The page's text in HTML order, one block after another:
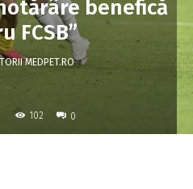
benefică
FCSB”
MEDPET.RO
102 0